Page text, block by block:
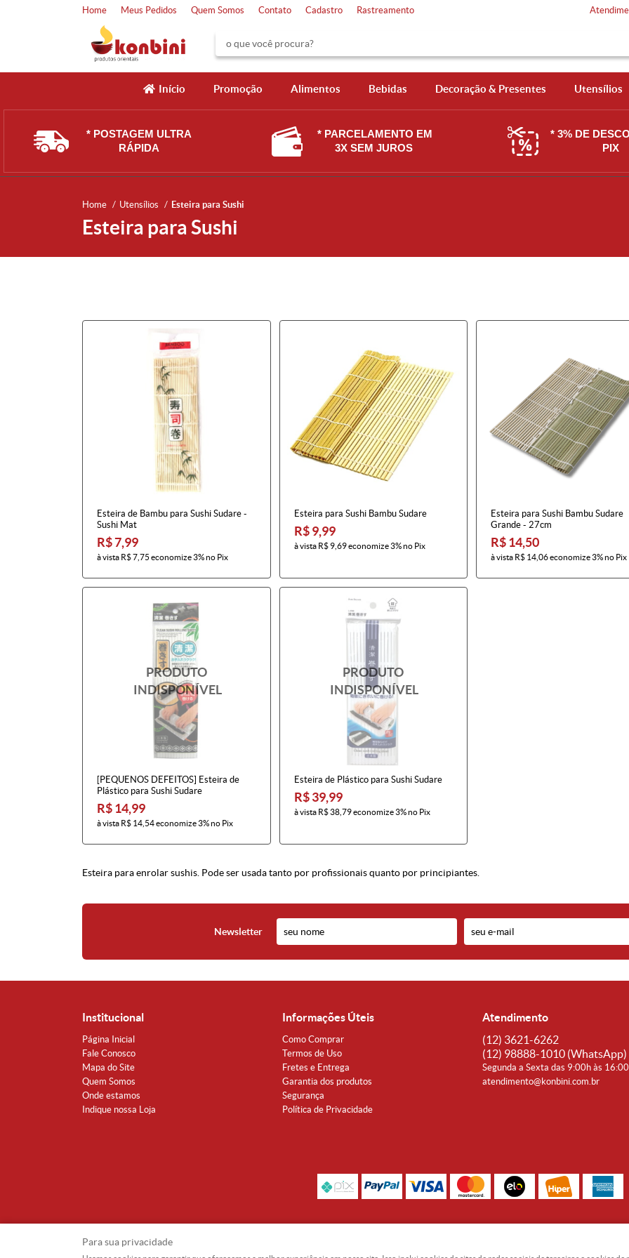
Home Meus Pedidos Quem Somos Contato Cadastro Rastreamento
Início Promoção Alimentos Bebidas Decoração & Presentes Utensílios
* POSTAGEM ULTRA
RÁPIDA
* PARCELAMENTO EM
3X SEM JUROS
* 3% DE
PIX
Home Utensílios Esteira para Sushi
Esteira para Sushi
Esteira de Bambu para Sushi Sudare -
Sushi Mat
R$ 7,99
à vista R$ 7,75 economize3%no Pix
Esteira para Sushi Bambu Sudare
R$ 9,99
à vista R$ 9,69economize3%no Pix
Esteira para Sushi Bambu Sudare
Grande - 27cm
R$ 14,50
à vista R$ 14,06economize3%no Pix
[PEQUENOS DEFEITOS] Esteira de
Plástico para Sushi Sudare
R$ 14,99
à vista R$ 14,54economize3%no Pix
Esteira de Plástico para Sushi Sudare
R$ 39,99
à vista R$ 38,79economize3%no Pix
Esteira para enrolar sushis. Pode ser usada tanto por profissionais quanto por principiantes.
Newsletter
Institucional
Página Inicial
Fale Conosco
Mapa do Site
Quem Somos
Onde estamos
Indique nossa Loja
Informações Úteis
Como Comprar
Termos de Uso
Fretes e Entrega
Garantia dos produtos
Segurança
Política de Privacidade
Atendimento
(12) 3621-6262
(12) 98888-1010 (WhatsApp)
Segunda a Sexta das 9:00h às
atendimento@konbini.com.br
Para sua privacidade